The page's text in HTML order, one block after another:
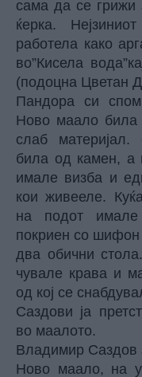
сама да се грижи
ќерка.
работела како
во”Кисела
(подоцна Цветан
Пандора си
Ново маало била
слаб
била од камен, а
имале визба и
кои живееле.
на подот имале
покриен со шифон
два обични
чувале крава и
од кој се
Саздови ја
во маалото.
Владимир Саздов
Ново маало, на